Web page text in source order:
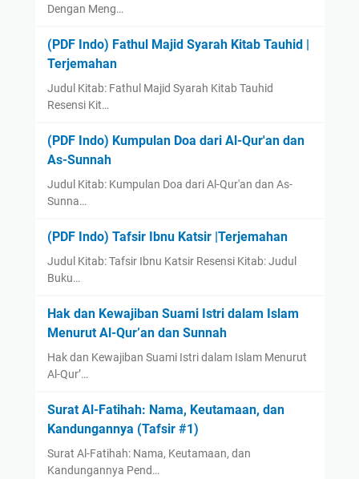
Dengan Meng…
(PDF Indo) Fathul Majid Syarah Kitab Tauhid |
Terjemahan
Judul Kitab: Fathul Majid Syarah Kitab Tauhid
Resensi Kit…
(PDF Indo) Kumpulan Doa dari Al-Qur'an dan
As-Sunnah
Judul Kitab: Kumpulan Doa dari Al-Qur'an dan As-
Sunna…
(PDF Indo) Tafsir Ibnu Katsir |Terjemahan
Judul Kitab: Tafsir Ibnu Katsir Resensi Kitab: Judul
Buku…
Hak dan Kewajiban Suami Istri dalam Islam
Menurut Al-Qur’an dan Sunnah
Hak dan Kewajiban Suami Istri dalam Islam Menurut
Al-Qur’…
Surat Al-Fatihah: Nama, Keutamaan, dan
Kandungannya (Tafsir #1)
Surat Al-Fatihah: Nama, Keutamaan, dan
Kandungannya Pend…